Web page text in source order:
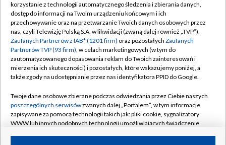
TVP
Abonament TVP
Sklep TVP
Biuro Reklamy
Oferta Handlowa
Emisja w TVP
Rada Programowa
Ogłoszenia przetargowe
Regulamin TVP
Polityka prywatności
Moje zgody
Biuro reklamy
Kanały
korzystanie z technologii automatycznego śledzenia i zbierania danych,
dostęp do informacji na Twoim urządzeniu końcowym i ich
przechowywanie oraz na przetwarzanie Twoich danych osobowych przez
nas, czyli Telewizję Polską S.A. w likwidacji (zwaną dalej również „TVP”),
Zaufanych Partnerów z IAB* (1201 firm) oraz pozostałych Zaufanych
Partnerów TVP (93 firm), w celach marketingowych (w tym do
zautomatyzowanego dopasowania reklam do Twoich zainteresowań i
mierzenia ich skuteczności) i pozostałych, które wskazujemy poniżej, a
także zgody na udostępnianie przez nas identyfikatora PPID do Google.
Twoje dane osobowe zbierane podczas odwiedzania przez Ciebie naszych
poszczególnych serwisówzwanych dalej „Portalem”, w tym informacje
zapisywane za pomocą technologii takich jak: pliki cookie, sygnalizatory
WWW lub innych podobnych technologii umożliwiających świadczenie